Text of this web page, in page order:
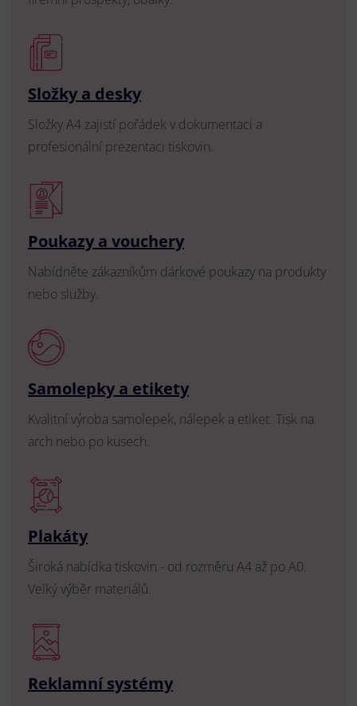
Složky a desky
Složky A4 zajistí pořádek v dokumentaci a
profesionální prezentaci tiskovin.
Poukazy a vouchery
Nabídněte zákazníkům dárkové poukazy na produkty
nebo služby.
Samolepky a etikety
Kvalitní výroba samolepek, nálepek a etiket. Tisk na
arch nebo po kusech.
Plakáty
Široká nabídka tiskovin - od rozměru A4 až po A0.
Velký výběr materiálů.
Reklamní systémy